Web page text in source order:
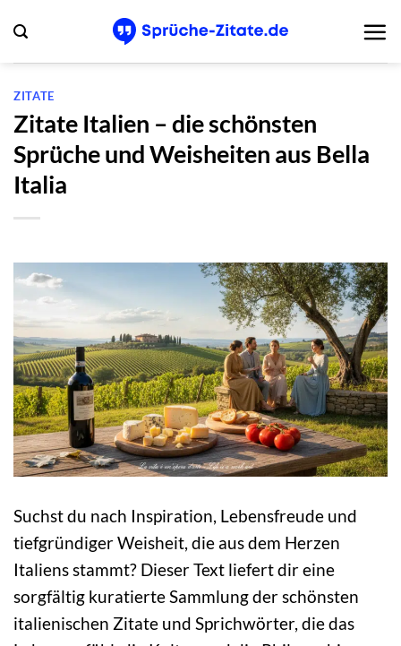
Inhalt
springen
ZITATE
Zitate Italien – die schönsten
Sprüche und Weisheiten aus Bella
Italia
Suchst du nach Inspiration, Lebensfreude und
tiefgründiger Weisheit, die aus dem Herzen
Italiens stammt? Dieser Text liefert dir eine
sorgfältig kuratierte Sammlung der schönsten
italienischen Zitate und Sprichwörter, die das